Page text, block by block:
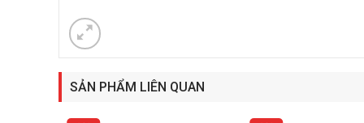
SẢN PHẨM LIÊN QUAN